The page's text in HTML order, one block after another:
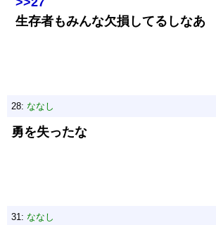
生存者もみんな欠損してるしなあ
28: ななし
勇を失ったな
31: ななし